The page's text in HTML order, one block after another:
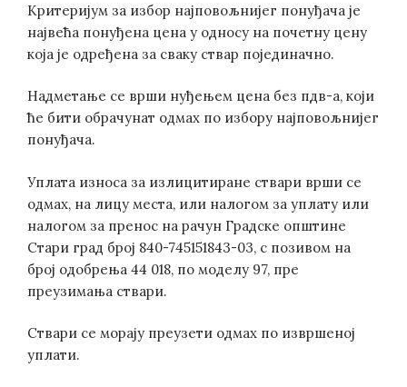
Критеријум за избор најповољнијег понуђача је
највећа понуђена цена у односу на почетну цену
која је одређена за сваку ствар појединачно.
Надметање се врши нуђењем цена без пдв-а, који
ће бити обрачунат одмах по избору најповољнијег
понуђача.
Уплата износа за излицитиране ствари врши се
одмах, на лицу места, или налогом за уплату или
налогом за пренос на рачун Градске општине
Стари град број 840-745151843-03, с позивом на
број одобрења 44 018, по моделу 97, пре
преузимања ствари.
Ствари се морају преузети одмах по извршеној
уплати.